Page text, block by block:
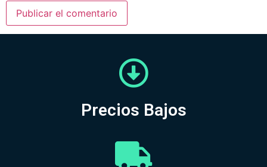
Precios Bajos